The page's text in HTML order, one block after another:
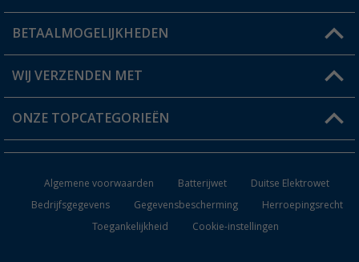
Status bestelling
Verlanglijstje
FAQ & Contact
Verzendinformatie
Catalogus
BETAALMOGELIJKHEDEN
WIJ VERZENDEN MET
ONZE TOPCATEGORIEËN
Campingmeubilair
Algemene voorwaarden Batterijwet
Duitse Elektrowet
Bedrijfsgegevens
Gegevensbescherming
Herroepingsrecht
Toegankelijkheid
Cookie-instellingen